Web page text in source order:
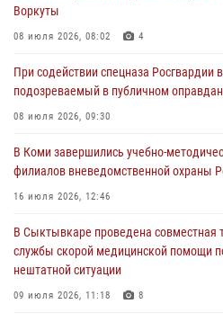
В Сыктывкаре росгвардейцы приняли
Дня Крещения Руси и Дня святого
28 июля 2026, 13:32 8
В Коми за неделю росгвардейцами
деятельности
26 июля 2026, 06:48
военнослужащих по призыву в Центре
Росгвардии
25 июля 2026, 10:45
Воркуты
08 июля 2026, 08:02 4
При содействии спецназа Росгвардии
подозреваемый в публичном
08 июля 2026, 09:30
В Коми завершились учебно-
филиалов вневедомственной охраны
16 июля 2026, 12:46
В Сыктывкаре проведена совместная
службы скорой медицинской помощи
нештатной ситуации
09 июля 2026, 11:18 8